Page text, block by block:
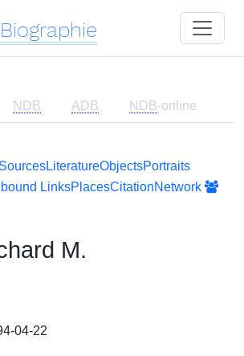
Biographie
NDB ADB NDB-online
LiteratureObjectsPortraits
LinksPlacesCitationNetwork
M.
04-22